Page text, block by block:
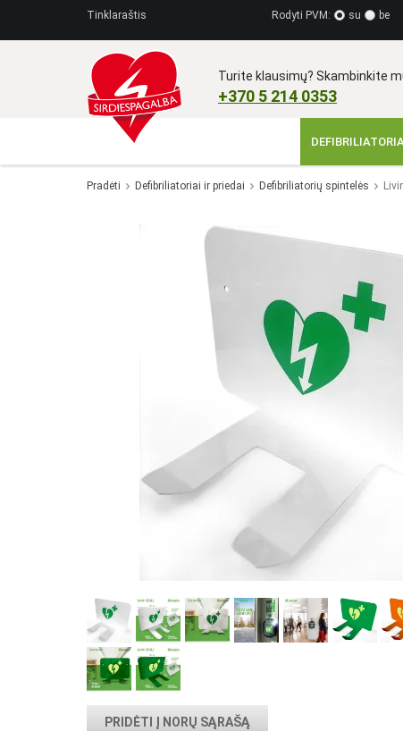
Tinklaraštis Rodyti PVM: su be
Turite klausimų? Skambinkite
+370 5 214 0353​
Pradėti Defibriliatoriai ir priedai Defibriliatorių spintelės
PRIDĖTI Į NORŲ SĄRAŠĄ